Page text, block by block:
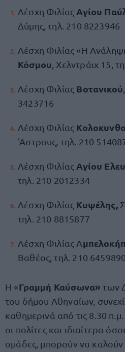
Λέσχη Φιλίας Αγίου
Δύμης, τηλ. 210 8223946
Λέσχη Φιλίας «Η
Κόσμου , Χελντράιχ 15,
Λέσχη Φιλίας Βοτανικού
3423716
Λέσχη Φιλίας
'Αστρους, τηλ. 210
Λέσχη Φιλίας Αγίου
τηλ. 210 2012334
Λέσχη Φιλίας Κυψέλης,
τηλ. 210 8815877
Λέσχη Φιλίας Α
Βαθέος, τηλ. 210 6459890
Η «Γραμμή Καύσωνα» των
του δήμου Αθηναίων,
καθημερινά από τις 8.30
οι πολίτες και ιδιαίτερα
ομάδες, μπορούν να καλούν